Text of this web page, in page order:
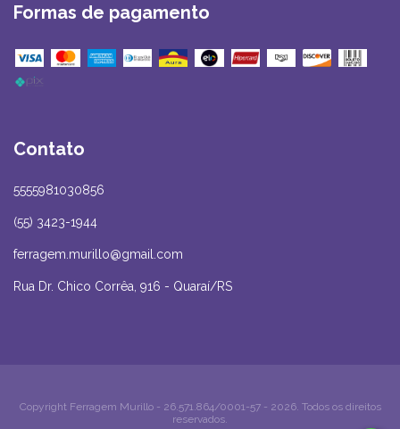
Formas de pagamento
Contato
5555981030856
(55) 3423-1944
ferragem.murillo@gmail.com
Rua Dr. Chico Corrêa, 916 - Quaraí/RS
Copyright Ferragem Murillo - 26.571.864/0001-57 - 2026. Todos os direitos
reservados.